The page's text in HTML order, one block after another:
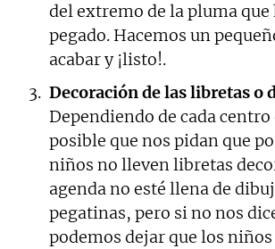
del extremo de la pluma que
pegado. Hacemos un
acabar y ¡listo!.
Decoración de las libretas o
Dependiendo de cada centro
posible que nos pidan que
niños no lleven libretas
agenda no esté llena de
pegatinas, pero si no nos
podemos dejar que los